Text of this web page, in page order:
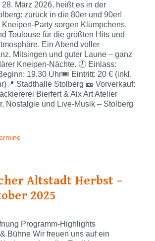
März 2026, heißt es in der
zurück in die 80er und 90er!
Kneipen-Party sorgen Klümpchens,
Toulouse für die größten Hits und
Ein Abend voller
Mitsingen und guter Laune – ganz
Kneipen-Nächte. 🕖 Einlass:
19.30 Uhr🎟 Eintritt: 20 € (inkl.
Stadthalle Stolberg 🎫 Vorverkauf:
Bierfert & Aix Art Atelier
Nostalgie und Live-Musik – Stolberg
Altstadt Herbst –
2025
Programm-Highlights
Bühne Wir freuen uns auf ein